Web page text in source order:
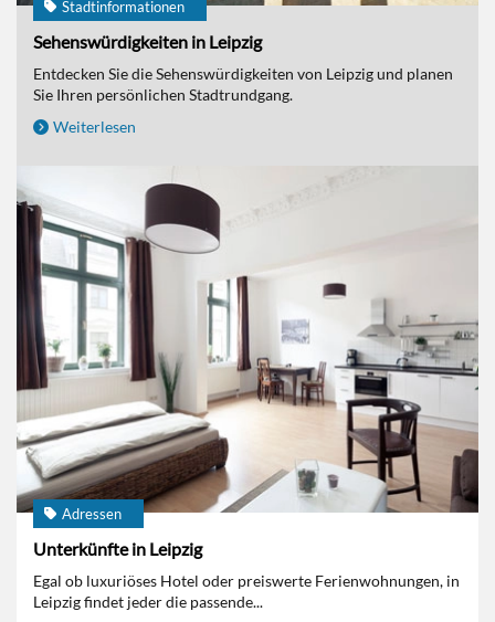
Stadtinformationen
Sehenswürdigkeiten in Leipzig
Entdecken Sie die Sehenswürdigkeiten von Leipzig und planen
Sie Ihren persönlichen Stadtrundgang.
Weiterlesen
Adressen
Unterkünfte in Leipzig
Egal ob luxuriöses Hotel oder preiswerte Ferienwohnungen, in
Leipzig findet jeder die passende...